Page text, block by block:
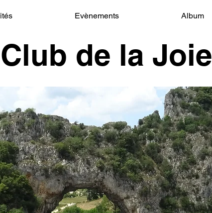
Evènements Album
Club de la Joie